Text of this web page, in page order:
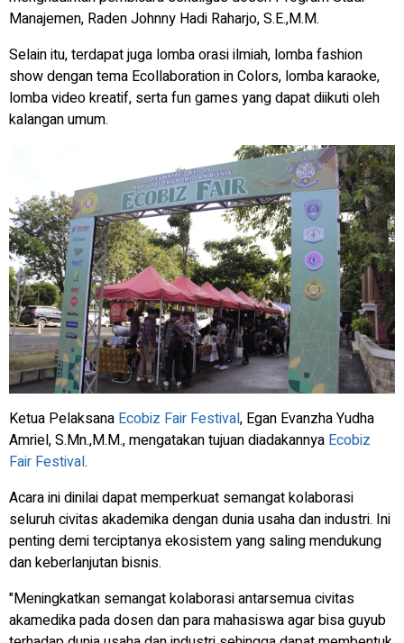
Manajemen, Raden Johnny Hadi Raharjo, S.E.,M.M.
Selain itu, terdapat juga lomba orasi ilmiah, lombafashion
showdengan tema Ecollaboration in Colors, lomba karaoke,
lomba video kreatif, sertafun gamesyang dapat diikuti oleh
kalangan umum.
Ketua Pelaksana Ecobiz Fair Festival, Egan Evanzha Yudha
Amriel, S.Mn.,M.M., mengatakan tujuan diadakannya Ecobiz
Fair Festival.
Acara ini dinilai dapat memperkuat semangat kolaborasi
seluruh civitas akademika dengan dunia usaha dan industri. Ini
penting demi terciptanya ekosistem yang saling mendukung
dan keberlanjutan bisnis.
"Meningkatkan semangat kolaborasi antarsemua civitas
akamedika pada dosen dan para mahasiswa agar bisaguyub